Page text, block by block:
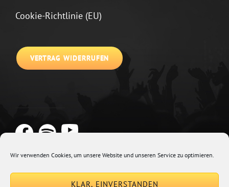
Wir verwenden Cookies, um unsere Website und unseren Service zu optimieren.
KLAR, EINVERSTANDEN
Cookie-Richtlinie (EU)
VERTRAG WIDERRUFEN